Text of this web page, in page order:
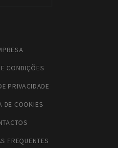
CONDIÇÕES
PRIVACIDADE
DE COOKIES
FREQUENTES